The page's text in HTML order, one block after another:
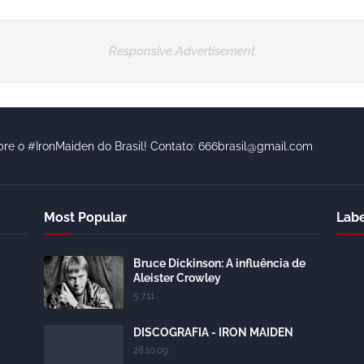
Responsive Advertisement
o #IronMaiden do Brasil! Contato: 666brasil@gmail.com
Most Popular
Bruce Dickinson: A influência de
Aleister Crowley
5.7.11
DISCOGRAFIA - IRON MAIDEN
28.10.09